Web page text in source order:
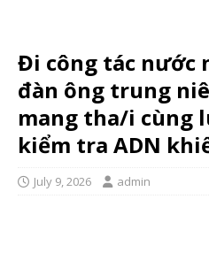
Đi công tác nước
đàn ông trung
mang tha/i cùng
kiểm tra ADN
July 9, 2026 admin